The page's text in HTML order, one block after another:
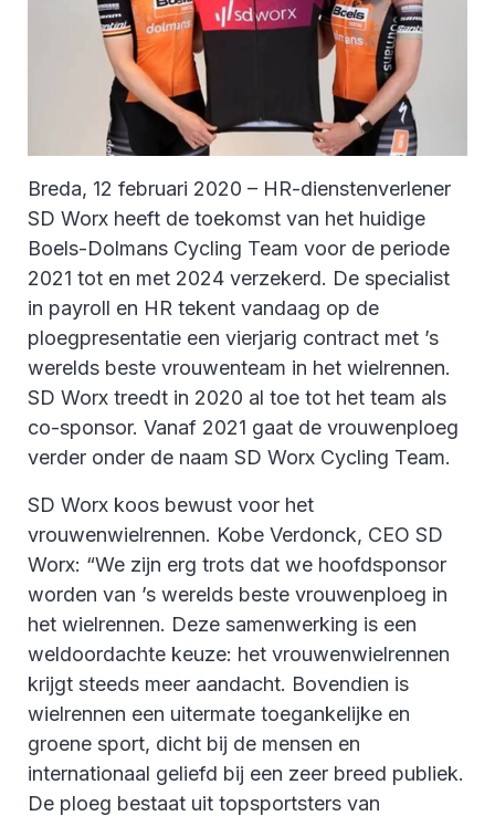
Breda, 12 februari 2020 – HR-dienstenverlener
SD Worx heeft de toekomst van het huidige
Boels-Dolmans Cycling Team voor de periode
2021 tot en met 2024 verzekerd. De specialist
in payroll en HR tekent vandaag op de
ploegpresentatie een vierjarig contract met ’s
werelds beste vrouwenteam in het wielrennen.
SD Worx treedt in 2020 al toe tot het team als
co-sponsor. Vanaf 2021 gaat de vrouwenploeg
verder onder de naam SD Worx Cycling Team.
SD Worx koos bewust voor het
vrouwenwielrennen. Kobe Verdonck, CEO SD
Worx: “We zijn erg trots dat we hoofdsponsor
worden van ’s werelds beste vrouwenploeg in
het wielrennen. Deze samenwerking is een
weldoordachte keuze: het vrouwenwielrennen
krijgt steeds meer aandacht. Bovendien is
wielrennen een uitermate toegankelijke en
groene sport, dicht bij de mensen en
internationaal geliefd bij een zeer breed publiek.
De ploeg bestaat uit topsportsters van